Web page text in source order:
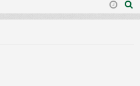
ne cri